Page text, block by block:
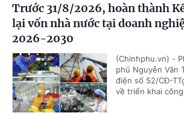
Trước 31/8/2026, hoàn thành
lại vốn nhà nước tại doanh
2026-2030
(Chinhphu.vn) -
phủ Nguyễn Văn
điện số 52/CĐ-
về triển khai